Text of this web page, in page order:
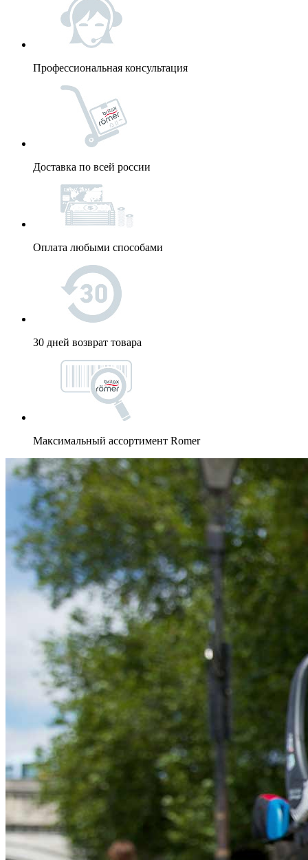
Профессиональная консультация
Доставка по всей россии
Оплата любыми способами
30 дней возврат товара
Максимальный ассортимент Romer